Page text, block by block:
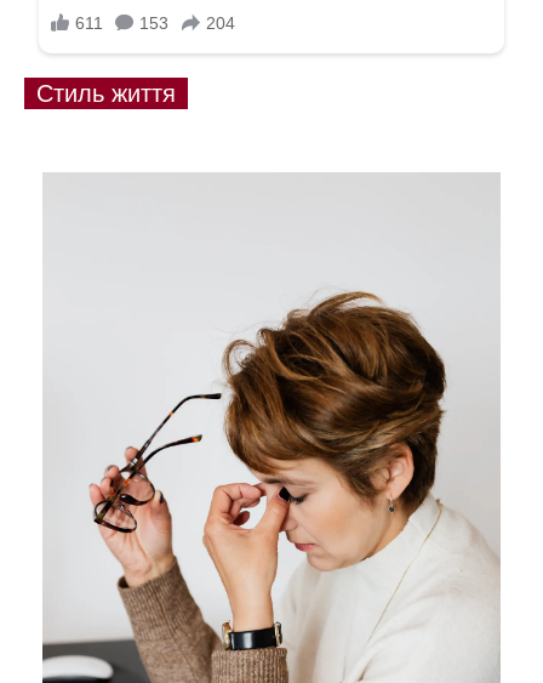
Стиль життя